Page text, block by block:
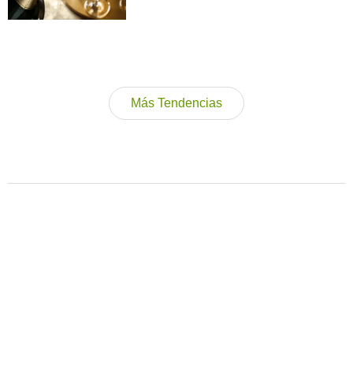
Más Tendencias